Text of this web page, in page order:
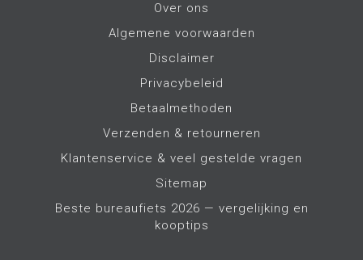
Over ons
Algemene voorwaarden
Disclaimer
Privacybeleid
Betaalmethoden
Verzenden & retourneren
Klantenservice & veel gestelde vragen
Sitemap
Beste bureaufiets 2026 — vergelijking en
kooptips